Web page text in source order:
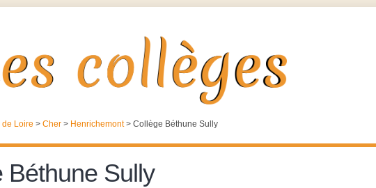
de Loire > Cher > Henrichemont> Collège Béthune Sully
Béthune Sully